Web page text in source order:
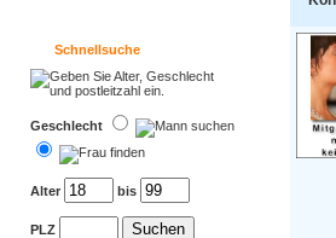
Schnellsuche
Geschlecht
Alter bis
PLZ